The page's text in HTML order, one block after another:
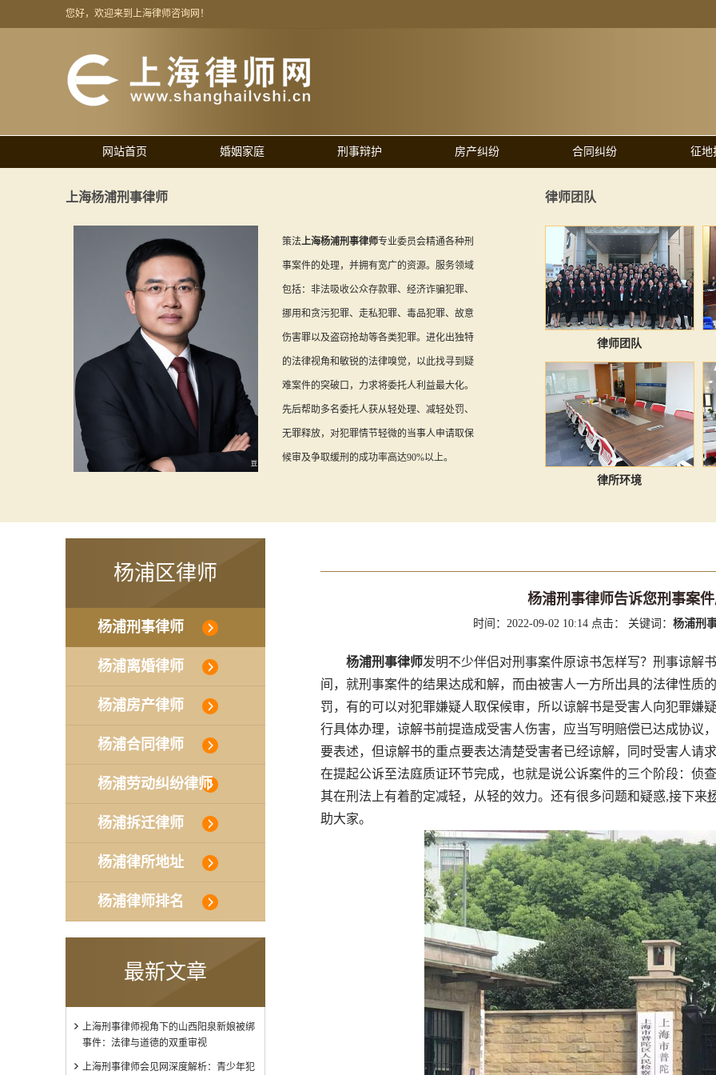
您好，欢迎来到上海律师咨询网！
网站首页 婚姻家庭 刑事辩护 房产纠纷 合同纠纷 征地
上海杨浦刑事律师
策法上海杨浦刑事律师专业委员会精通各种刑
事案件的处理，并拥有宽广的资源。服务领域
包括：非法吸收公众存款罪、经济诈骗犯罪、
挪用和贪污犯罪、走私犯罪、毒品犯罪、故意
伤害罪以及盗窃抢劫等各类犯罪。进化出独特
的法律视角和敏锐的法律嗅觉，以此找寻到疑
难案件的突破口，力求将委托人利益最大化。
先后帮助多名委托人获从轻处理、减轻处罚、
无罪释放，对犯罪情节轻微的当事人申请取保
候审及争取缓刑的成功率高达90%以上。
律师团队
律师团队
律所环境
杨浦区律师
杨浦刑事律师
杨浦离婚律师
杨浦房产律师
杨浦合同律师
杨浦劳动纠纷律师
杨浦拆迁律师
杨浦律所地址
杨浦律师排名
最新文章
上海刑事律师视角下的山西阳泉新娘被绑
事件：法律与道德的双重审视
上海刑事律师会见网深度解析：青少年犯
杨浦刑事律师告诉您刑事案
时间：2022-09-02 10:14 点击： 关键词：杨浦刑
杨浦刑事律师发明不少伴侣对刑事案件原谅书怎样写？刑事谅解
间，就刑事案件的结果达成和解，而由被害人一方所出具的法律性质
罚，有的可以对犯罪嫌疑人取保候审，所以谅解书是受害人向犯罪嫌
行具体办理，谅解书前提造成受害人伤害，应当写明赔偿已达成协议
要表述，但谅解书的重点要表达清楚受害者已经谅解，同时受害人请
在提起公诉至法庭质证环节完成，也就是说公诉案件的三个阶段：侦
其在刑法上有着酌定减轻，从轻的效力。还有很多问题和疑惑,接下来
助大家。